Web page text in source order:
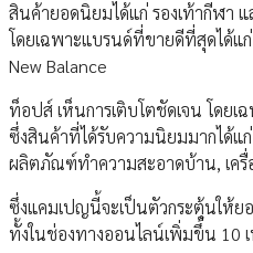
สินค้ายอดนิยมได้แก่ รองเท้ากีฬา แ
โดยเฉพาะแบรนด์ที่ขายดีที่สุดได้แ
New Balance
ท็อปส์ เห็นการเติบโตชัดเจน โดย
ซึ่งสินค้าที่ได้รับความนิยมมากได้
ผลิตภัณฑ์ทำความสะอาดบ้าน, เครื่
ซึ่งแคมเปญนี้จะเป็นตัวกระตุ้นให้ย
ทั้งในช่องทางออนไลน์เพิ่มขึ้น 10